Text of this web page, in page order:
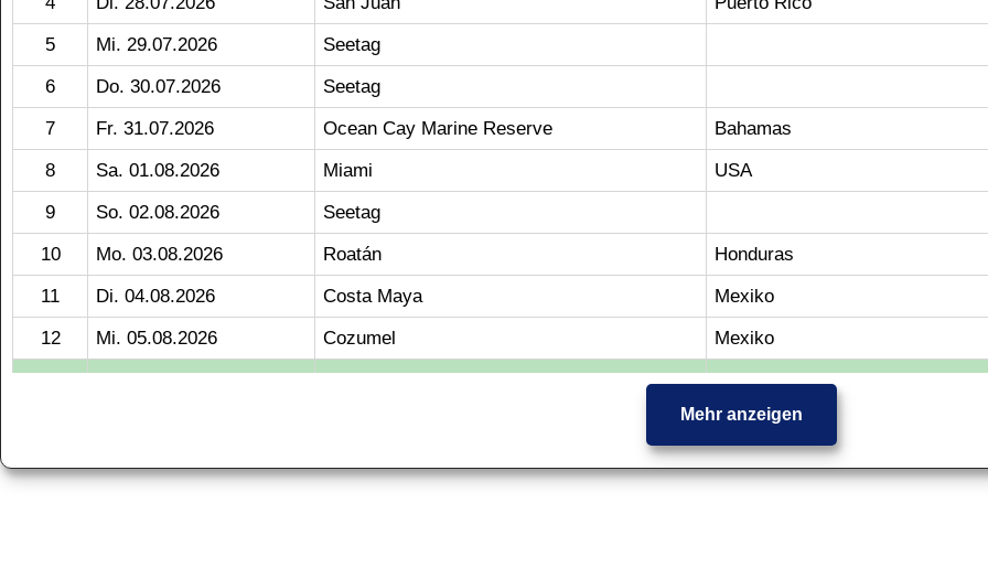
5
Mi. 29.07.2026
Seetag
6
Do. 30.07.2026
Seetag
7
Fr. 31.07.2026 Ocean Cay Marine Reserve
Bahamas
8
Sa. 01.08.2026 Miami
USA
9
So. 02.08.2026
Seetag
10
Mo. 03.08.2026 Roatán
Honduras
11
Di. 04.08.2026 Costa Maya
Mexiko
12
Mi. 05.08.2026 Cozumel
Mexiko
13
Do. 06.08.2026
Seetag
Bahamas
15
Sa. 08.08.2026 Miami USA
Mehr anzeigen